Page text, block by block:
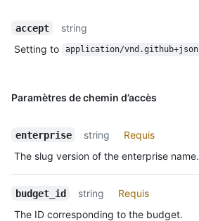
accept
string
Setting to
application/vnd.github+json
Paramètres de chemin d’accès
enterprise string
Requis
The slug version of the enterprise name.
budget_id string
Requis
The ID corresponding to the budget.